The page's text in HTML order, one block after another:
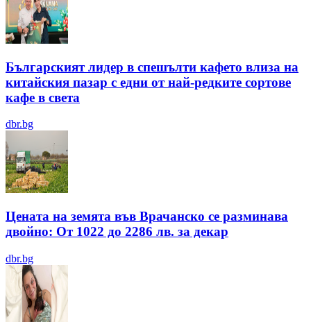
Българският лидер в спешълти кафето влиза на
китайския пазар с едни от най-редките сортове
кафе в света
dbr.bg
Цената на земята във Врачанско се разминава
двойно: От 1022 до 2286 лв. за декар
dbr.bg